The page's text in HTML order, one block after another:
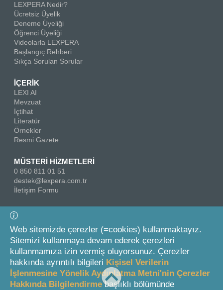
LEXPERA Nedir?
Ücretsiz Üyelik
Deneme Üyeliği
Öğrenci Üyeliği
Videolarla LEXPERA
Başlangıç Rehberi
Sıkça Sorulan Sorular
İÇERİK
LEXI AI
Mevzuat
İçtihat
Literatür
Örnekler
Resmi Gazete
MÜSTERİ HİZMETLERİ
0 850 811 01 51
destek@lexpera.com.tr
İletişim Formu
Bizi Takip Edin
© 2026 On İki Levha Yayıncılık A.Ş.
Web sitemizde çerezler (=cookies) kullanmaktayız.
Sitemizi kullanmaya devam ederek çerezleri
kullanmamıza izin vermiş oluyorsunuz. Çerezler
hakkında ayrıntılı bilgileri Kişisel Verilerin
İşlenmesine Yönelik Aydınlatma Metni'nin Çerezler
Hakkında Bilgilendirmebaşlıklı bölümünde